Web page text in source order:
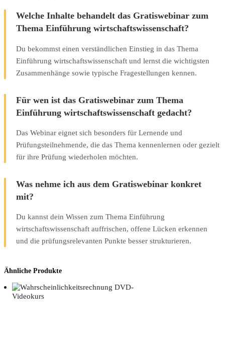
Welche Inhalte behandelt das Gratiswebinar zum
Thema Einführung wirtschaftswissenschaft?
Du bekommst einen verständlichen Einstieg in das Thema
Einführung wirtschaftswissenschaft und lernst die wichtigsten
Zusammenhänge sowie typische Fragestellungen kennen.
Für wen ist das Gratiswebinar zum Thema
Einführung wirtschaftswissenschaft gedacht?
Das Webinar eignet sich besonders für Lernende und
Prüfungsteilnehmende, die das Thema kennenlernen oder gezielt
für ihre Prüfung wiederholen möchten.
Was nehme ich aus dem Gratiswebinar konkret
mit?
Du kannst dein Wissen zum Thema Einführung
wirtschaftswissenschaft auffrischen, offene Lücken erkennen
und die prüfungsrelevanten Punkte besser strukturieren.
Ähnliche Produkte